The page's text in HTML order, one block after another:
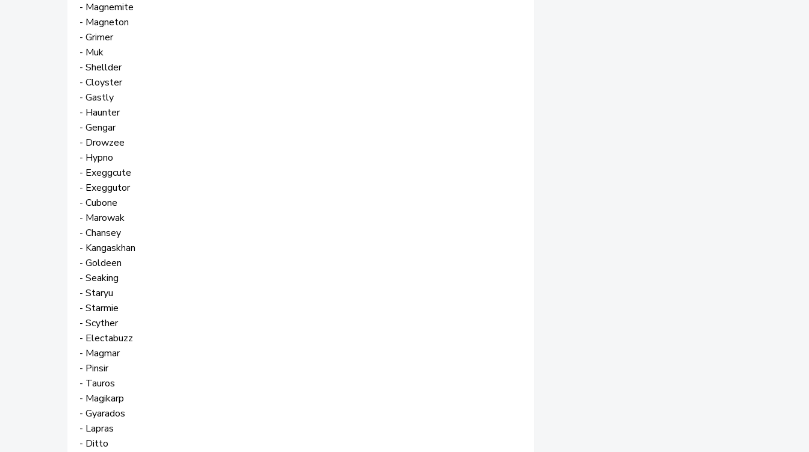
- Magnemite
- Magneton
- Grimer
- Muk
- Shellder
- Cloyster
- Gastly
- Haunter
- Gengar
- Drowzee
- Hypno
- Exeggcute
- Exeggutor
- Cubone
- Marowak
- Chansey
- Kangaskhan
- Goldeen
- Seaking
- Staryu
- Starmie
- Scyther
- Electabuzz
- Magmar
- Pinsir
- Tauros
- Magikarp
- Gyarados
- Lapras
- Ditto